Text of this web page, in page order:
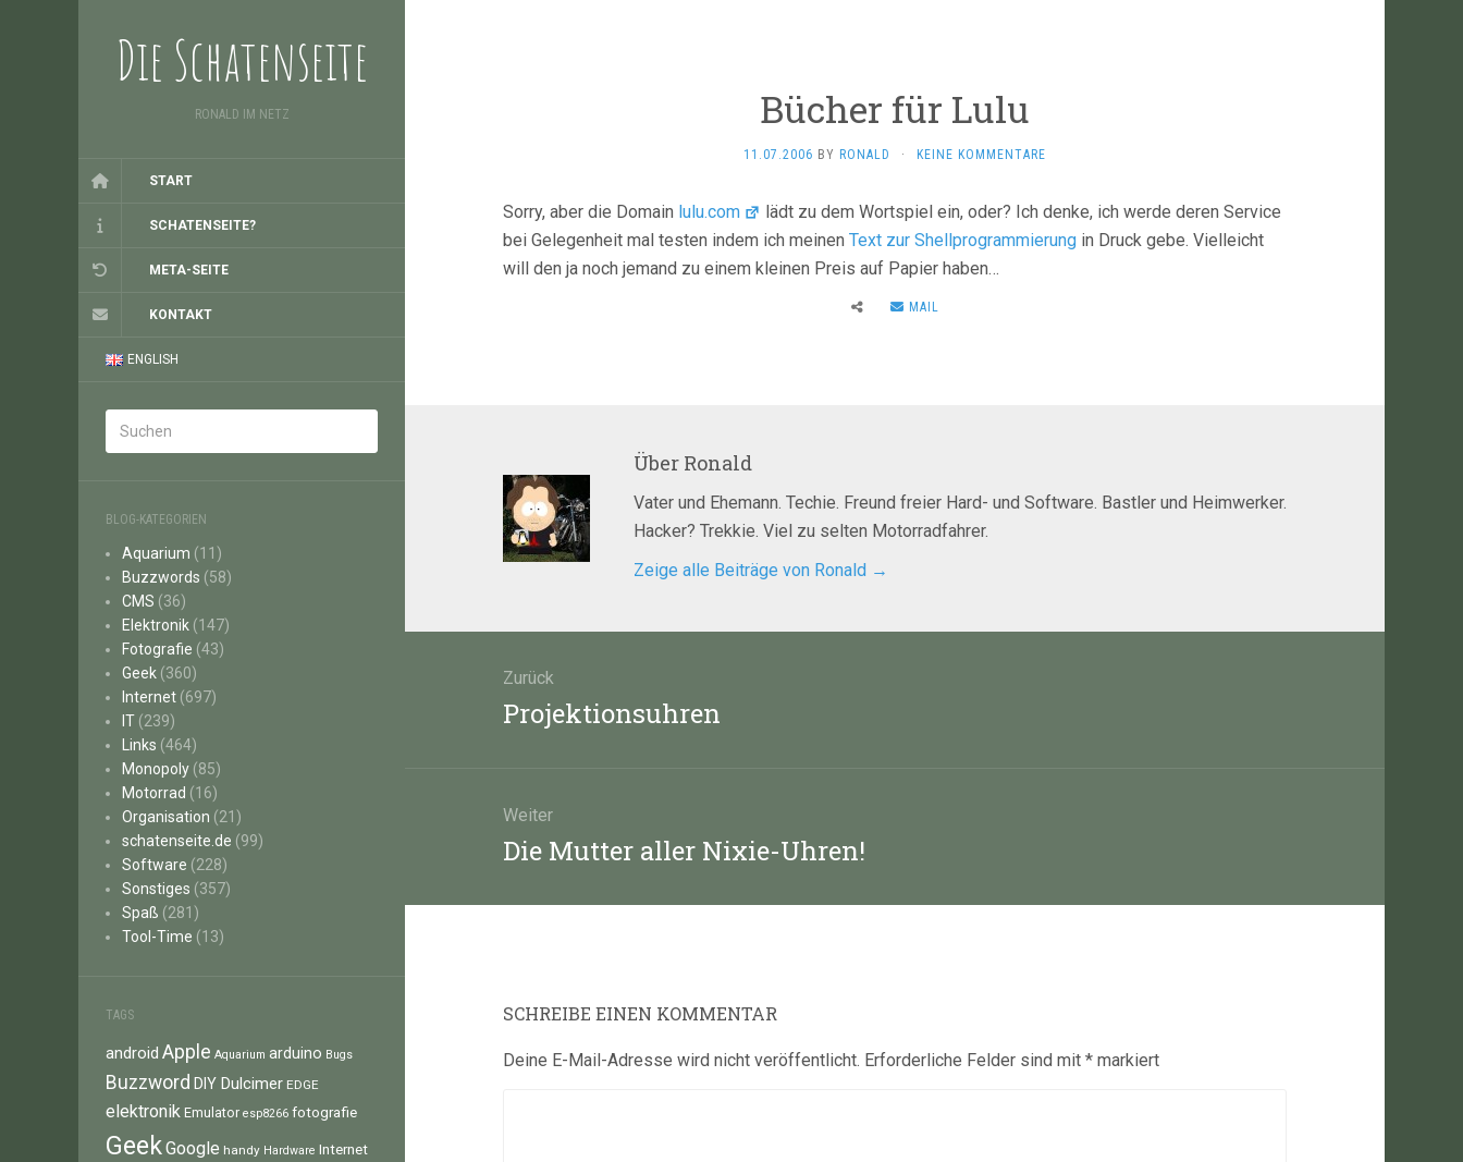
Die Schatenseite
RONALD IM NETZ
START
SCHATENSEITE?
META-SEITE
KONTAKT
ENGLISH
BLOG-KATEGORIEN
Aquarium (11)
Buzzwords (58)
CMS (36)
Elektronik (147)
Fotografie (43)
Geek (360)
Internet (697)
IT (239)
Links (464)
Monopoly (85)
Motorrad (16)
Organisation (21)
schatenseite.de (99)
Software (228)
Sonstiges (357)
Spaß (281)
Tool-Time (13)
TAGS
android Apple Aquarium arduino Bugs
Buzzword DIY Dulcimer EDGE
elektronik Emulator esp8266 fotografie
GeekGoogle handy Hardware Internet
Bücher für Lulu
11.07.2006 BY RONALD · KEINE KOMMENTARE
Sorry, aber die Domain lulu.com
lädt zu dem Wortspiel ein, oder? Ich denke, ich werde deren Service
bei Gelegenheit mal testen indem ich meinen Text zur Shellprogrammierung in Druck gebe. Vielleicht
will den ja noch jemand zu einem kleinen Preis auf Papier haben…
MAIL
Über Ronald
Vater und Ehemann. Techie. Freund freier Hard- und Software. Bastler und Heimwerker.
Hacker? Trekkie. Viel zu selten Motorradfahrer.
Zeige alle Beiträge von Ronald →
Zurück
Vorheriger
Beitrag:
Projektionsuhren
Weiter
Nächster
Die Mutter aller Nixie-Uhren!
SCHREIBE EINEN KOMMENTAR
Deine E-Mail-Adresse wird nicht veröffentlicht. Erforderliche Felder sind mit * markiert